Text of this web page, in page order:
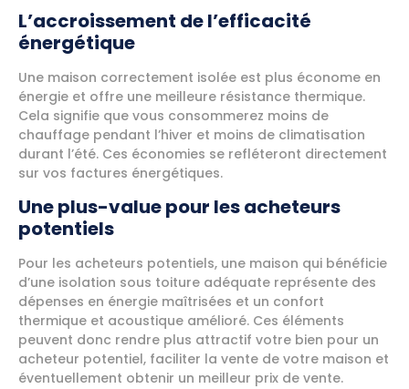
L’accroissement de l’efficacité
énergétique
Une maison correctement isolée est plus économe en
énergie et offre une meilleure résistance thermique.
Cela signifie que vous consommerez moins de
chauffage pendant l’hiver et moins de climatisation
durant l’été. Ces économies se refléteront directement
sur vos factures énergétiques.
Une plus-value pour les acheteurs
potentiels
Pour les acheteurs potentiels, une maison qui bénéficie
d’une isolation sous toiture adéquate représente des
dépenses en énergie maîtrisées et un confort
thermique et acoustique amélioré. Ces éléments
peuvent donc rendre plus attractif votre bien pour un
acheteur potentiel, faciliter la vente de votre maison et
éventuellement obtenir un meilleur prix de vente.